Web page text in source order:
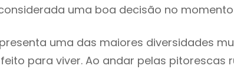
uma boa decisão no
uma das maiores diversidades
para viver. Ao andar pelas pitorescas